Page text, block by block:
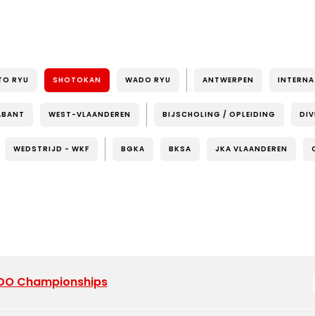
RYU SHOTOKAN WADO RYU ANTWERPEN
WEST-VLAANDEREN BIJSCHOLING / OPLEIDING
WEDSTRIJD - WKF BGKA BKSA JKA VLAANDEREN
Championships